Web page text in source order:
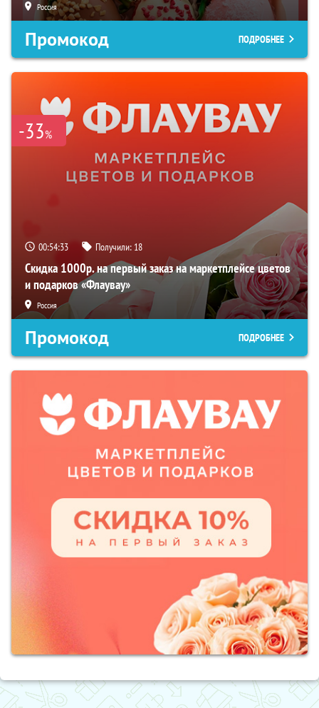
Россия
Промокод ПОДРОБНЕЕ
-33%
00:54:32 Получили: 18
Скидка 1000р. на первый заказ на маркетплейсе цветов
и подарков «Флаувау»
Россия
Промокод ПОДРОБНЕЕ